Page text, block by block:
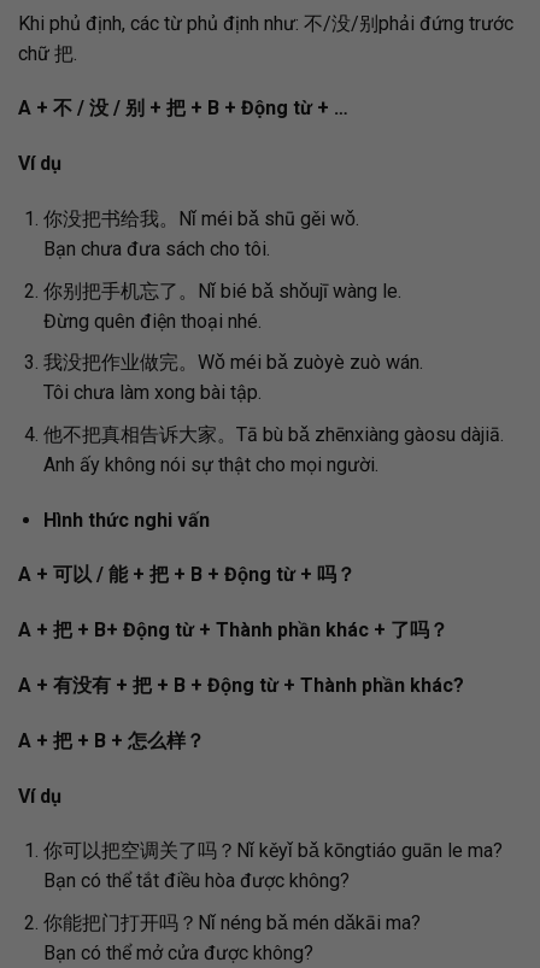
Khi phủ định, các từ phủ định như: 不/没/别phải đứng trước
chữ 把.
A + 不 / 没 / 别 + 把 + B + Động từ + …
Ví dụ
你没把书给我。Nǐ méi bǎ shū gěi wǒ.
Bạn chưa đưa sách cho tôi.
你别把手机忘了。Nǐ bié bǎ shǒujī wàng le.
Đừng quên điện thoại nhé.
我没把作业做完。Wǒ méi bǎ zuòyè zuò wán.
Tôi chưa làm xong bài tập.
他不把真相告诉大家。Tā bù bǎ zhēnxiàng gàosu dàjiā.
Anh ấy không nói sự thật cho mọi người.
Hình thức nghi vấn
A + 可以 / 能 + 把 + B + Động từ + 吗？
A + 把 + B+ Động từ + Thành phần khác + 了吗？
A + 有没有 + 把 + B + Động từ + Thành phần khác?
A + 把 + B + 怎么样？
Ví dụ
你可以把空调关了吗？Nǐ kěyǐ bǎ kōngtiáo guān le ma?
Bạn có thể tắt điều hòa được không?
你能把门打开吗？Nǐ néng bǎ mén dǎkāi ma?
Bạn có thể mở cửa được không?